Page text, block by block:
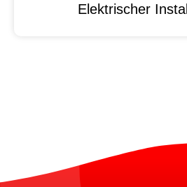
Elektrischer